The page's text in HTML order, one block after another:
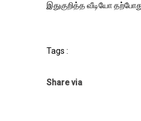
இதுகுறித்த வீடியோ
Tags :
Share via